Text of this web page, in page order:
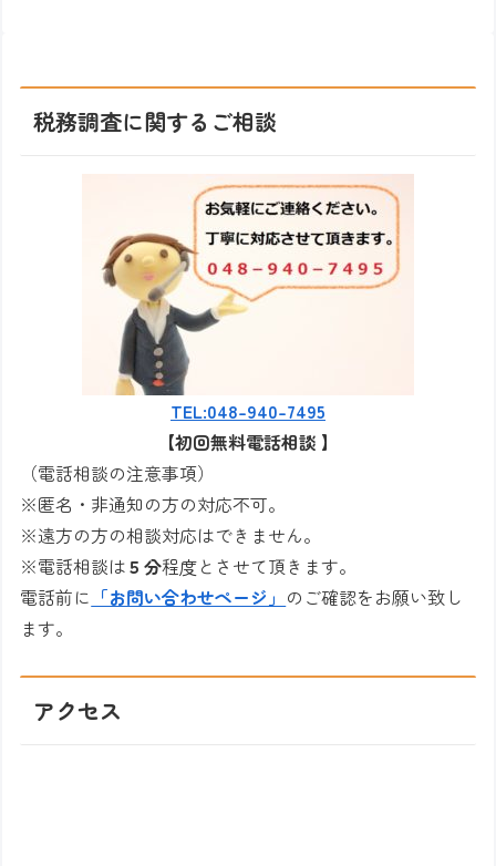
税務調査に関するご相談
TEL:048-940-7495
【初回無料電話相談 】
（電話相談の注意事項）
※匿名・非通知の方の対応不可。
※遠方の方の相談対応はできません。
※電話相談は５分程度とさせて頂きます。
電話前に 「お問い合わせページ」 のご確認をお願い致し
ます。
アクセス